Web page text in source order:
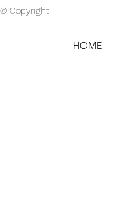
© Copyright
HOME